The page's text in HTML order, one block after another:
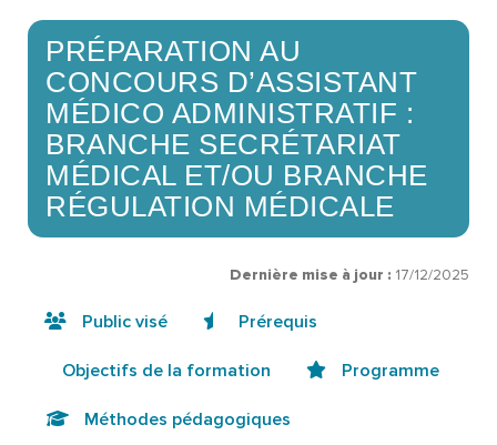
PRÉPARATION AU
CONCOURS D’ASSISTANT
MÉDICO ADMINISTRATIF :
BRANCHE SECRÉTARIAT
MÉDICAL ET/OU BRANCHE
RÉGULATION MÉDICALE
Dernière mise à jour : 17/12/2025
Public visé Prérequis
Objectifs de la formation Programme
Méthodes pédagogiques